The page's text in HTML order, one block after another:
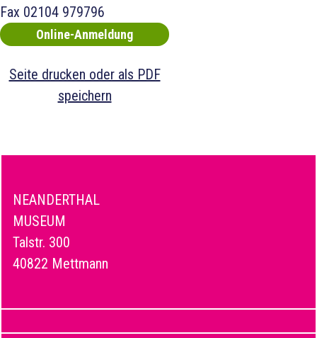
Fax 02104 979796
Online-Anmeldung
Seite drucken oder als PDF
speichern
NEANDERTHAL
MUSEUM
Talstr. 300
40822 Mettmann